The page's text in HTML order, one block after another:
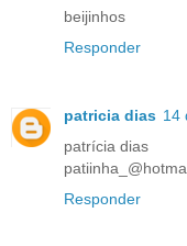
beijinhos
Responder
patricia dias 14
patrícia dias
Responder